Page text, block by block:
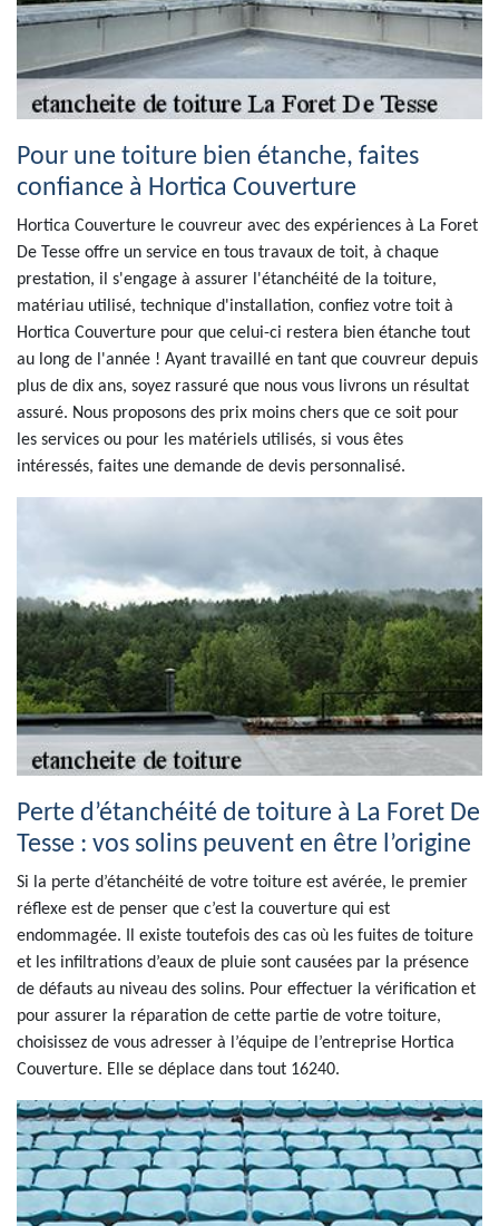
Pour une toiture bien étanche, faites
confiance à Hortica Couverture
Hortica Couverture le couvreur avec des expériences à La Foret
De Tesse offre un service en tous travaux de toit, à chaque
prestation, il s'engage à assurer l'étanchéité de la toiture,
matériau utilisé, technique d'installation, confiez votre toit à
Hortica Couverture pour que celui-ci restera bien étanche tout
au long de l'année ! Ayant travaillé en tant que couvreur depuis
plus de dix ans, soyez rassuré que nous vous livrons un résultat
assuré. Nous proposons des prix moins chers que ce soit pour
les services ou pour les matériels utilisés, si vous êtes
intéressés, faites une demande de devis personnalisé.
Perte d’étanchéité de toiture à La Foret De
Tesse : vos solins peuvent en être l’origine
Si la perte d’étanchéité de votre toiture est avérée, le premier
réflexe est de penser que c’est la couverture qui est
endommagée. Il existe toutefois des cas où les fuites de toiture
et les infiltrations d’eaux de pluie sont causées par la présence
de défauts au niveau des solins. Pour effectuer la vérification et
pour assurer la réparation de cette partie de votre toiture,
choisissez de vous adresser à l’équipe de l’entreprise Hortica
Couverture. Elle se déplace dans tout 16240.